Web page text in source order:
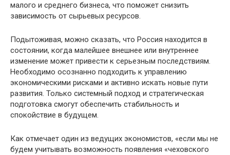
малого и среднего бизнеса, что поможет снизить
зависимость от сырьевых ресурсов.
Подытоживая, можно сказать, что Россия находится в
состоянии, когда малейшее внешнее или внутреннее
изменение может привести к серьезным последствиям.
Необходимо осознанно подходить к управлению
экономическими рисками и активно искать новые пути
развития. Только системный подход и стратегическая
подготовка смогут обеспечить стабильность и
спокойствие в будущем.
Как отмечает один из ведущих экономистов, «если мы не
будем учитывать возможность появления «чеховского